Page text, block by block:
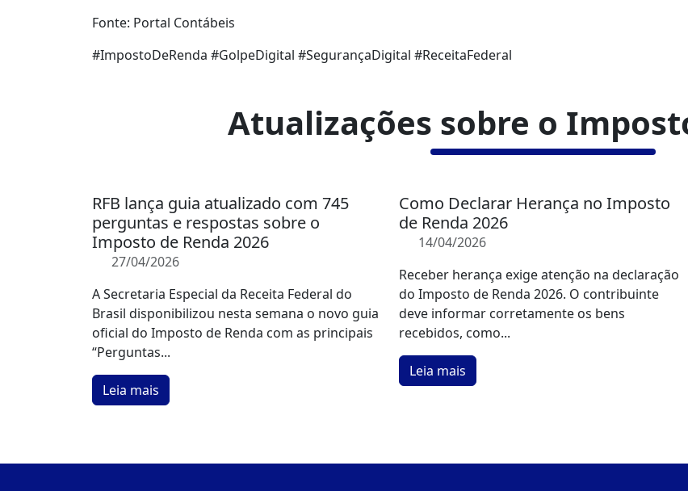
Fonte: Portal Contábeis
#ImpostoDeRenda #GolpeDigital #SegurançaDigital #ReceitaFederal
Atualizações sobre o
RFB lança guia atualizado com 745
perguntas e respostas sobre o
Imposto de Renda 2026
27/04/2026
A Secretaria Especial da Receita Federal do
Brasil disponibilizou nesta semana o novo guia
oficial do Imposto de Renda com as principais
“Perguntas...
Leia mais
Como Declarar Herança no Imposto
de Renda 2026
14/04/2026
Receber herança exige atenção na declaração
do Imposto de Renda 2026. O contribuinte
deve informar corretamente os bens
recebidos, como...
Leia mais